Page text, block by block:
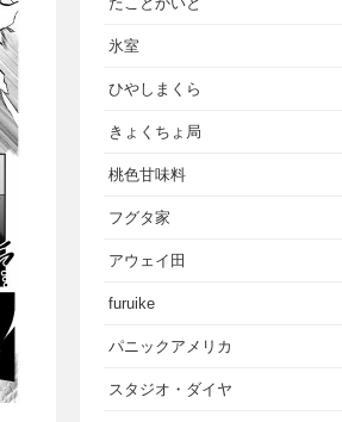
氷室
ひやしまくら
きょくちょ局
桃色甘味料
フグタ家
アウェイ田
furuike
パニックアメリカ
スタジオ・ダイヤ